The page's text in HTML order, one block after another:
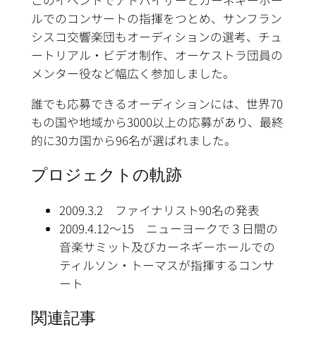
ルでのコンサートの指揮をつとめ、サンフラン
シスコ交響楽団もオーディションの選考、チュ
ートリアル・ビデオ制作、オーケストラ団員の
メンター役など幅広く参加しました。
誰でも応募できるオーディションには、世界70
もの国や地域から3000以上の応募があり、最終
的に30カ国から96名が選ばれました。
プロジェクトの軌跡
2009.3.2 ファイナリスト90名の発表
2009.4.12〜15 ニューヨークで３日間の
音楽サミット及びカーネギーホールでの
ティルソン・トーマスが指揮するコンサ
ート
関連記事